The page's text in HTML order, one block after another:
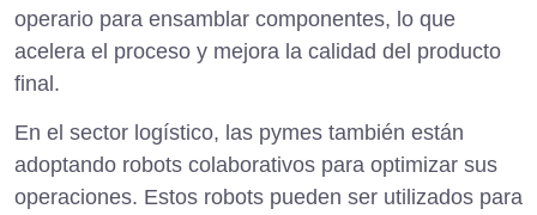
operario para ensamblar componentes, lo que
acelera el proceso y mejora la calidad del producto
final.
En el sector logístico, las pymes también están
adoptando robots colaborativos para optimizar sus
operaciones. Estos robots pueden ser utilizados para